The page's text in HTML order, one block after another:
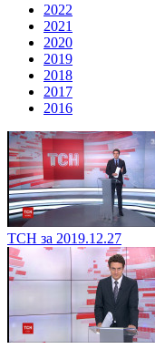
2022
2021
2020
2019
2018
2017
2016
ТСН за 2019.12.27